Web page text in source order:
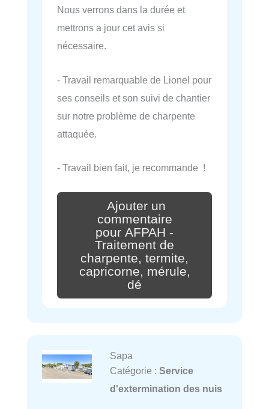
Nous verrons dans la durée et
mettrons a jour cet avis si
nécessaire.
- Travail remarquable de Lionel pour
ses conseils et son suivi de chantier
sur notre problème de charpente
attaquée.
- Travail bien fait, je recommande !
Ajouter un
commentaire
pour AFPAH -
Traitement de
charpente, termite,
capricorne, mérule,
dé
Sapa
Catégorie : Service
d'extermination des nuis